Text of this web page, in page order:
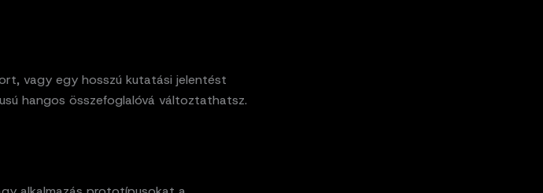
vagy egy hosszú kutatási jelentést
hangos összefoglalóvá változtathatsz.